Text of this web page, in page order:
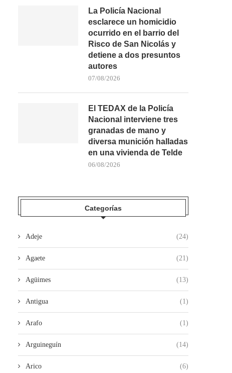
La Policía Nacional
esclarece un homicidio
ocurrido en el barrio del
Risco de San Nicolás y
detiene a dos presuntos
autores
07/08/2026
El TEDAX de la Policía
Nacional interviene tres
granadas de mano y
diversa munición halladas
en una vivienda de Telde
06/08/2026
Categorías
Adeje (24)
Agaete (21)
Agüimes (13)
Antigua (1)
Arafo (1)
Arguineguín (14)
Arico (6)